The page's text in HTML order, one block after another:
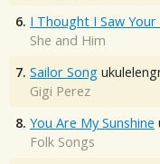
6. I Thought I Saw
She and Him
7. Sailor Song
Gigi Perez
8. You Are My Sunshine
Folk Songs